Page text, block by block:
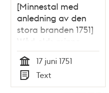
[Minnestal med
anledning av den
stora branden 1751]
Wåd-elds minne,
öfwer then
olyckeliga elden i
Stockholm, som
upkom i St. Clarae
Tid
17 juni 1751
Typ
Text